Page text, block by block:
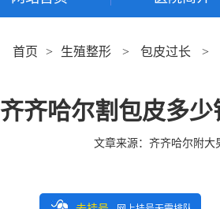
首页 > 生殖整形 > 包皮过长 >
齐齐哈尔割包皮多少
文章来源： 齐齐哈尔附大